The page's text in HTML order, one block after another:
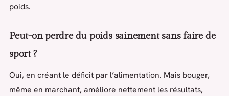
poids.
Peut-on perdre du poids sainement sans faire de
sport ?
Oui, en créant le déficit par l’alimentation. Mais bouger,
même en marchant, améliore nettement les résultats,